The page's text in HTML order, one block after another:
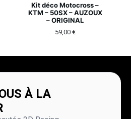
Kit déco Motocross –
KTM – 50SX – AUZOUX
– ORIGINAL
59,00 €
À LA